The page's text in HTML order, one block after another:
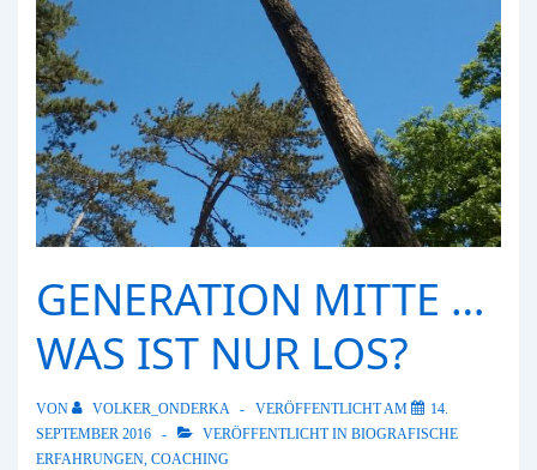
GENERATION MITTE …
WAS IST NUR LOS?
VON VOLKER_ONDERKA VERÖFFENTLICHT AM
14.
SEPTEMBER 2016
VERÖFFENTLICHT IN BIOGRAFISCHE
ERFAHRUNGEN, COACHING